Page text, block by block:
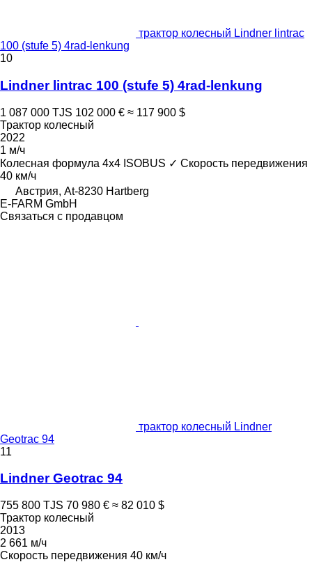
трактор колесный Lindner lintrac
100 (stufe 5) 4rad-lenkung
10
Lindner lintrac 100 (stufe 5) 4rad-lenkung
1 087 000 TJS 102 000 € ≈ 117 900 $
Трактор колесный
2022
1 м/ч
Колесная формула 4x4 ISOBUS ✓ Скорость передвижения
40 км/ч
Австрия, At-8230 Hartberg
E-FARM GmbH
Связаться с продавцом
трактор колесный Lindner
Geotrac 94
11
Lindner Geotrac 94
755 800 TJS 70 980 € ≈ 82 010 $
Трактор колесный
2013
2 661 м/ч
Скорость передвижения 40 км/ч